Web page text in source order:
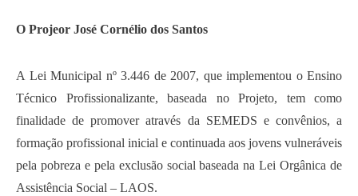
O Projeor José Cornélio dos Santos
A Lei Municipal nº 3.446 de 2007, que implementou o Ensino
Técnico Profissionalizante, baseada no Projeto, tem como
finalidade de promover através da SEMEDS e convênios, a
formação profissional inicial e continuada aos jovens vulneráveis
pela pobreza e pela exclusão social baseada na Lei Orgânica de
Assistência Social – LAOS.